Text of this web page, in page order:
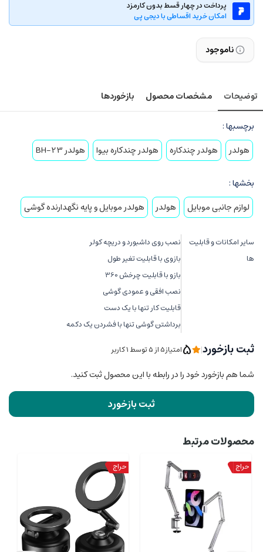
پرداخت در چهار قسط بدون کارمزد
امکان خرید اقساطی با دیجی پی
ناموجود
توضیحات مشخصات محصول بازخوردها
برچسبها :
هولدر
هولدر چندکاره هولدر چندکاره بیوا هولدر BH-23
بخشها :
لوازم جانبی موبایل
هولدر هولدر موبایل و پایه نگهدارنده گوشی
سایر امکانات و قابلیت
ها
نصب روی داشبورد و دریچه کولر
بازوی با قابلیت تغیر طول
بازو با قابلیت چرخش 360
نصب افقی و عمودی گوشی
قابلیت کار تنها با یک دست
برداشتن گوشی تنها با فشردن یک دکمه
ثبت بازخورد|
5امتیاز5 از ۵ توسط 1 کاربر
شما هم بازخورد خود را در رابطه با این محصول ثبت کنید.
ثبت بازخورد
محصولات مرتبط